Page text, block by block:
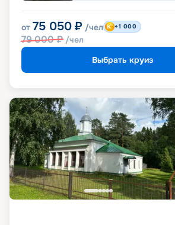
от 75 050 ₽ /чел
79 000₽ /чел
+1 000
Выбрать круиз